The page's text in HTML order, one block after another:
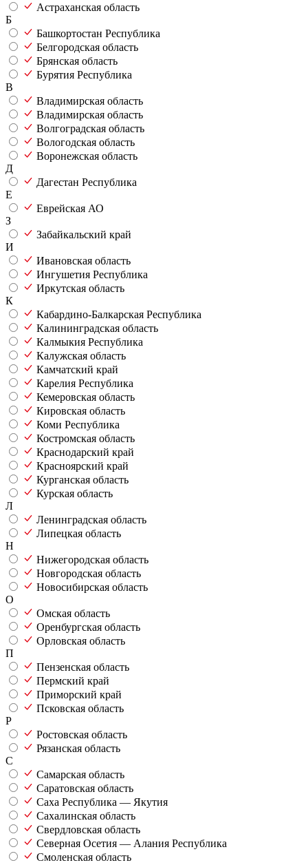
Астраханская область
Б
Башкортостан Республика
Белгородская область
Брянская область
Бурятия Республика
В
Владимирская область
Владимирская область
Волгоградская область
Вологодская область
Воронежская область
Д
Дагестан Республика
Е
Еврейская АО
З
Забайкальский край
И
Ивановская область
Ингушетия Республика
Иркутская область
К
Кабардино-Балкарская Республика
Калининградская область
Калмыкия Республика
Калужская область
Камчатский край
Карелия Республика
Кемеровская область
Кировская область
Коми Республика
Костромская область
Краснодарский край
Красноярский край
Курганская область
Курская область
Л
Ленинградская область
Липецкая область
Н
Нижегородская область
Новгородская область
Новосибирская область
О
Омская область
Оренбургская область
Орловская область
П
Пензенская область
Пермский край
Приморский край
Псковская область
Р
Ростовская область
Рязанская область
С
Самарская область
Саратовская область
Саха Республика — Якутия
Сахалинская область
Свердловская область
Северная Осетия — Алания Республика
Смоленская область